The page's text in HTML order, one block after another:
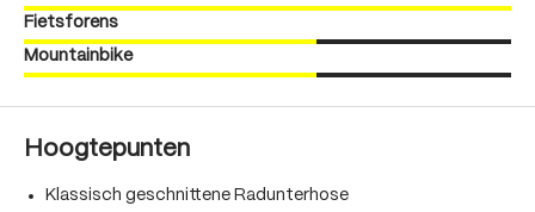
Fietsforens
Mountainbike
Hoogtepunten
Klassisch geschnittene Radunterhose